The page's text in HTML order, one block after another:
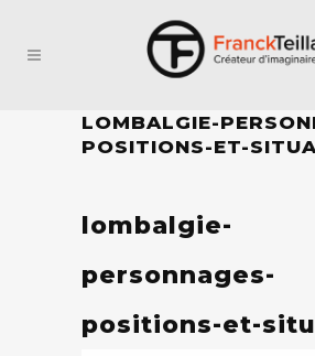
LOMBALGIE-
POSITIONS-ET-
lombalgie-
personnages-
positions-et-